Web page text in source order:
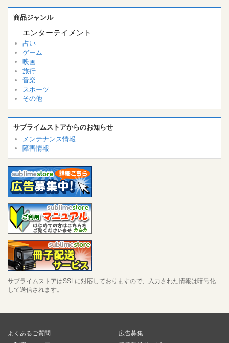
商品ジャンル
エンターテイメント
占い
ゲーム
映画
旅行
音楽
スポーツ
その他
サブライムストアからのお知らせ
メンテナンス情報
障害情報
サブライムストアはSSLに対応しておりますので、入力された情報は暗号化
して送信されます。
よくあるご質問
広告募集